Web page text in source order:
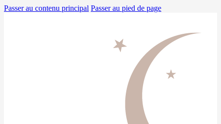
Passer au contenu principal Passer au pied de page